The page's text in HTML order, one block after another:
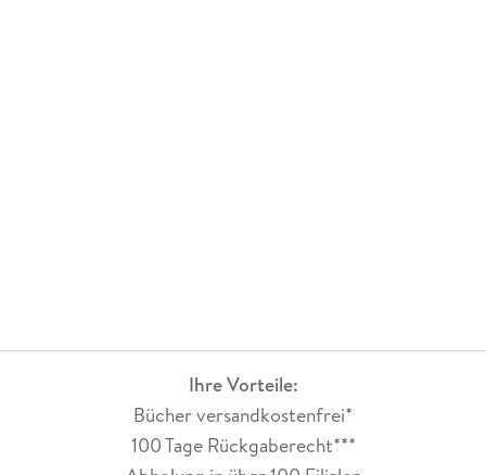
Ihre Vorteile:
Bücher versandkostenfrei*
100 Tage Rückgaberecht***